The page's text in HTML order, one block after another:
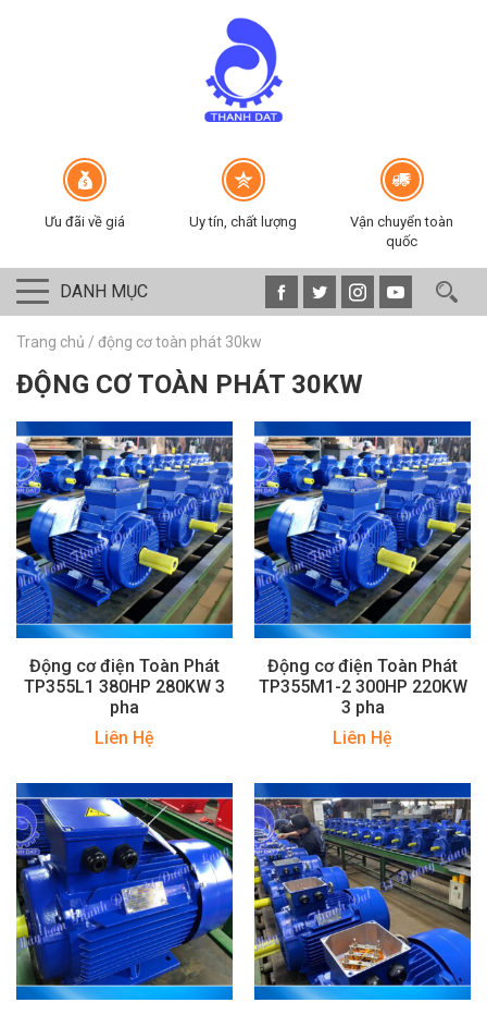
Ưu đãi về giá Uy tín, chất lượng
Vận chuyển toàn
quốc
DANH MỤC
Trang chủ / động cơ toàn phát 30kw
ĐỘNG CƠ TOÀN PHÁT 30KW
Động cơ điện Toàn Phát
TP355L1 380HP 280KW 3
pha
Liên Hệ
Động cơ điện Toàn Phát
TP355M1-2 300HP 220KW
3 pha
Liên Hệ